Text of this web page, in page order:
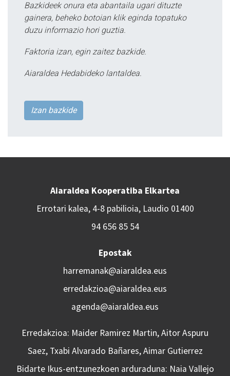
Bazkideek onura eta abantaila ugari dituzte
gainera, beheko botoian klik eginda topatuko
duzu informazio hori guztia.
Faktoria izan, egin zaitez bazkide.
Aiaraldea Hedabideko lantaldea.
Izan bazkide
Aiaraldea Kooperatiba Elkartea
Errotari kalea, 4-8 pabilioia, Laudio 01400
94 656 85 54
Epostak
harremanak@aiaraldea.eus
erredakzioa@aiaraldea.eus
agenda@aiaraldea.eus
Erredakzioa: Maider Ramirez Martin, Aitor Aspuru
Saez, Txabi Alvarado Bañares, Aimar Gutierrez
Bidarte Ikus-entzunezkoen arduraduna: Naia Vallejo